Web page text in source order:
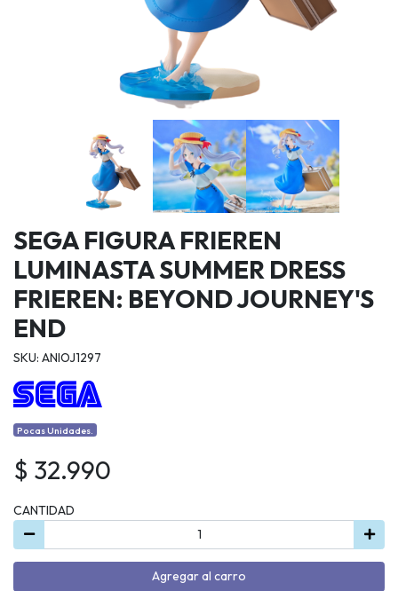
SEGA FIGURA FRIEREN
LUMINASTA SUMMER DRESS
FRIEREN: BEYOND JOURNEY'S
END
SKU: ANIOJ1297
Pocas Unidades.
$ 32.990
CANTIDAD
Agregar al carro